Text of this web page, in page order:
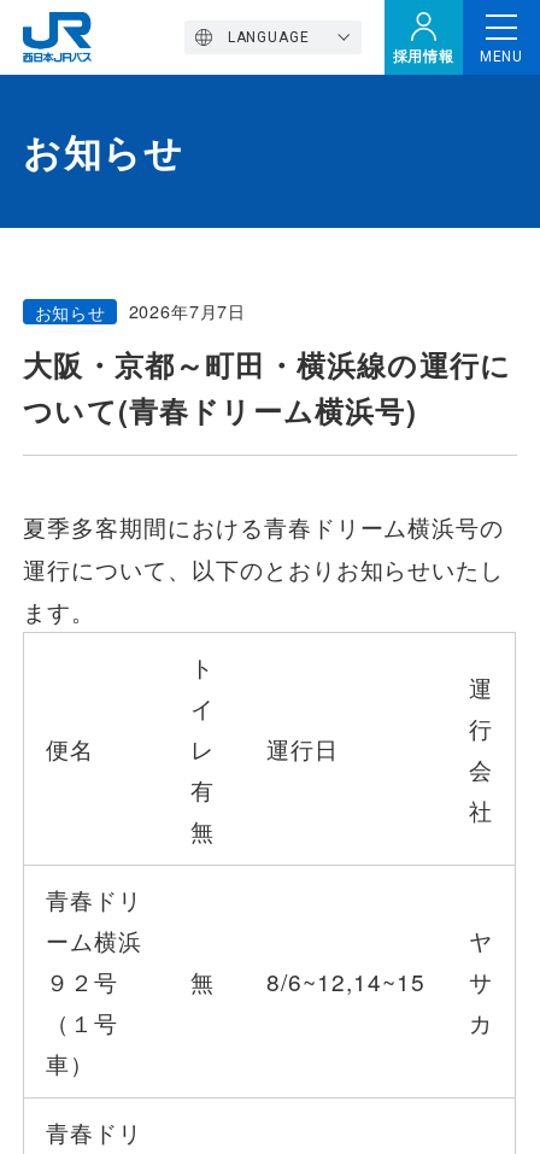
採用情報
LANGUAGE
MENU
トップページ
西バスの魅力
高速バス
定期観光バス
一般路線バス
関連事業
お問い合わせ・Q&A
会社案内 採用情報
お知らせ
お知らせ 2026年7月7日
大阪・京都～町田・横浜線の運行に
ついて(青春ドリーム横浜号)
夏季多客期間における青春ドリーム横浜号の
運行について、以下のとおりお知らせいたし
ます。
便名
ト
イ
レ
有
無
運行日
運
行
会
社
青春ドリ
ーム横浜
９２号
（１号
車）
無 8/6~12,14~15
ヤ
サ
カ
青春ドリ